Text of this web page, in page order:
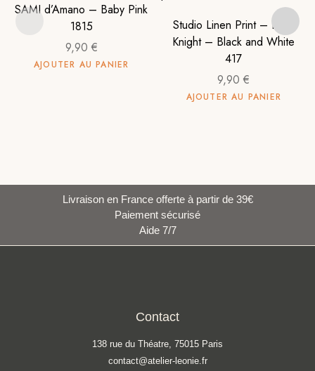
SAMI d’Amano – Baby Pink
1815
9,90 €
AJOUTER AU PANIER
Studio Linen Print – Erika
Knight – Black and White
417
9,90€
AJOUTER AU PANIER
Livraison en France offerte à partir de 39€
Paiement sécurisé
Aide 7/7
Contact
138 rue du Théatre, 75015 Paris
contact@atelier-leonie.fr